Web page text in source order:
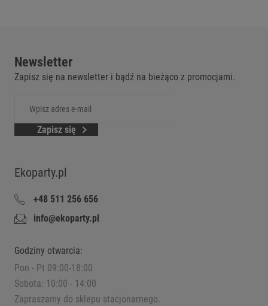
Newsletter
Zapisz się na newsletter i bądź na bieżąco z promocjami.
Zapisz się
Ekoparty.pl
+48 511 256 656
info@ekoparty.pl
Godziny otwarcia:
Pon - Pt 09:00-18:00
Sobota: 10:00 - 14:00
Zapraszamy do sklepu stacjonarnego.